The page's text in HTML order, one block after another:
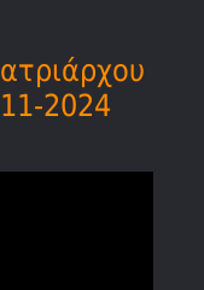
2024